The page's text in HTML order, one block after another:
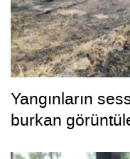
Yangınların
burkan